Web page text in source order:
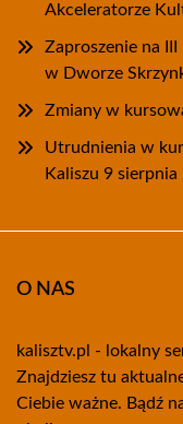
Akceleratorze
Zaproszenie na
w Dworze
Zmiany w
Utrudnienia w
Kaliszu 9 sierpnia
O NAS
kalisztv.pl - lokalny
Znajdziesz tu
Ciebie ważne. Bądź